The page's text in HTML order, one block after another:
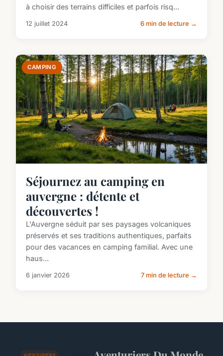
à choisir des terrains difficiles et parfois risq...
12 juillet 2024 6 min de lecture →
CAMPING
Séjournez au camping en
auvergne : détente et
découvertes !
L'Auvergne séduit par ses paysages volcaniques
préservés et ses traditions authentiques, parfaits
pour des vacances en camping familial. Avec une
haus...
6 janvier 2026 7 min de lecture →